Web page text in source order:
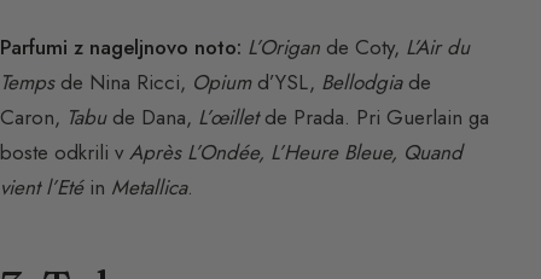
Parfumi z nageljnovo noto: L’Origan de Coty, L’Air du
Tempsde Nina Ricci, Opiumd’YSL, Bellodgiade
Caron, Tabude Dana, L’œilletde Prada. Pri Guerlain ga
boste odkrili v Après L’Ondée, L’Heure Bleue, Quand
vient l’Etéin Metallica.